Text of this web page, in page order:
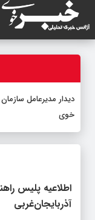
دیدار مدیرعامل
خوی
اطلاعیه پلیس
آذربایجان‌غربی